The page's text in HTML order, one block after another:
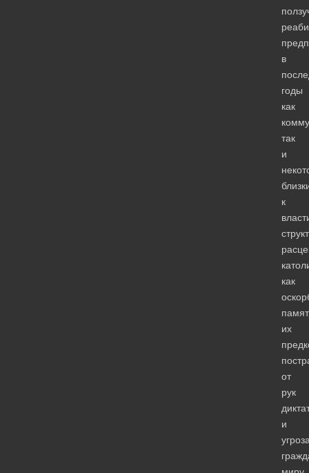
в
годы
как
так
и
к
как
их
от
рук
и